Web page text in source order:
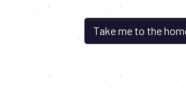
Take me to the